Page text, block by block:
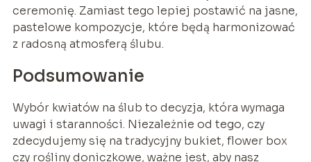
ceremonię. Zamiast tego lepiej postawić na jasne,
pastelowe kompozycje, które będą harmonizować
z radosną atmosferą ślubu.
Podsumowanie
Wybór kwiatów na ślub to decyzja, która wymaga
uwagi i staranności. Niezależnie od tego, czy
zdecydujemy się na tradycyjny bukiet, flower box
czy rośliny doniczkowe, ważne jest, aby nasz